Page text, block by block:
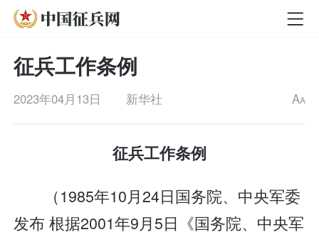
征兵工作条例
2023年04月13日 新华社 AA
征兵工作条例
（1985年10月24日国务院、中央军委
发布 根据2001年9月5日《国务院、中央军